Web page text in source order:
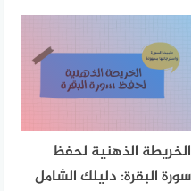
الخريطة الذهنية لحفظ
سورة البقرة: دليلك الشامل